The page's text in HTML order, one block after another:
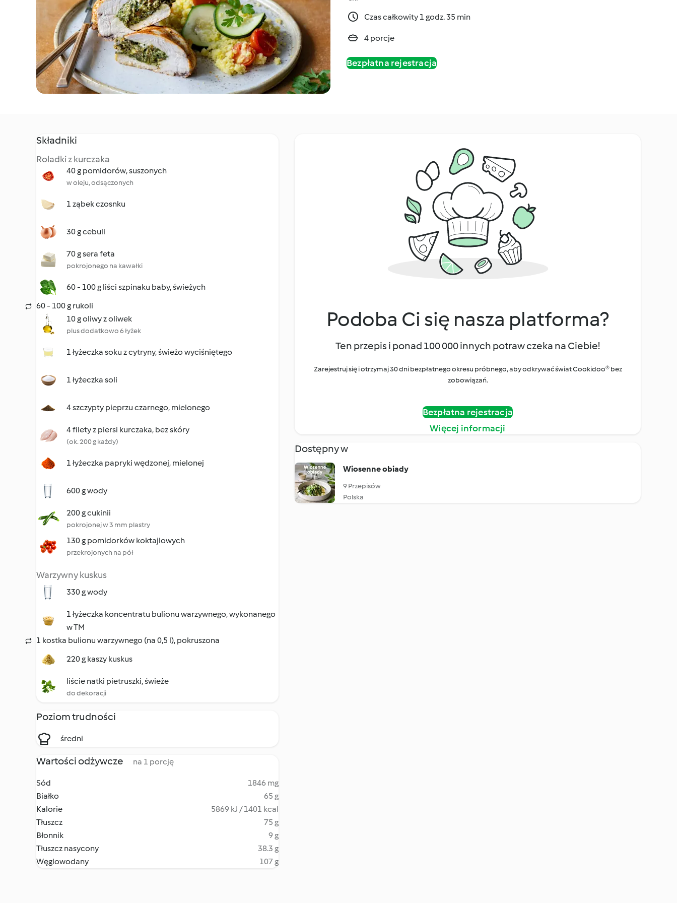
Czas całkowity 1 godz. 35 min
4 porcje
Bezpłatna rejestracja
Składniki
Roladki z kurczaka
40 g pomidorów, suszonych
w oleju, odsączonych
1 ząbek czosnku
30 g cebuli
70 g sera feta
pokrojonego na kawałki
60 - 100 g liści szpinaku baby, świeżych
60 - 100 g rukoli
10 g oliwy z oliwek
plus dodatkowo 6 łyżek
1 łyżeczka soku z cytryny, świeżo wyciśniętego
1 łyżeczka soli
4 szczypty pieprzu czarnego, mielonego
4 filety z piersi kurczaka, bez skóry
(ok. 200 g każdy)
1 łyżeczka papryki wędzonej, mielonej
600 g wody
200 g cukinii
pokrojonej w 3 mm plastry
130 g pomidorków koktajlowych
przekrojonych na pół
Warzywny kuskus
330 g wody
1 łyżeczka koncentratu bulionu warzywnego, wykonanego
w TM
1 kostka bulionu warzywnego (na 0,5 l), pokruszona
220 g kaszy kuskus
liście natki pietruszki, świeże
do dekoracji
Poziom trudności
średni
Wartości odżywcze na 1 porcję
Sód
1846 mg
Białko
65 g
Kalorie
5869 kJ / 1401 kcal
Tłuszcz
75 g
Błonnik
9 g
Tłuszcz nasycony
38.3 g
Węglowodany
107 g
Podoba Ci się nasza platforma?
Ten przepis i ponad 100 000 innych potraw czeka na Ciebie!
Zarejestruj się i otrzymaj 30 dni bezpłatnego okresu próbnego, aby odkrywać świat Cookidoo® bez
zobowiązań.
Bezpłatna rejestracja
Więcej informacji
Dostępny w
Wiosenne obiady
9 Przepisów
Polska